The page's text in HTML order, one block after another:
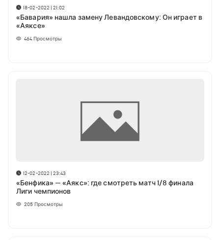
18-02-2022 | 21:02
«Бавария» нашла замену Левандовскому: Он играет в
«Аяксе»
464 Просмотры
12-02-2022 | 23:43
«Бенфика» — «Аякс»: где смотреть матч 1/8 финала
Лиги чемпионов
205 Просмотры